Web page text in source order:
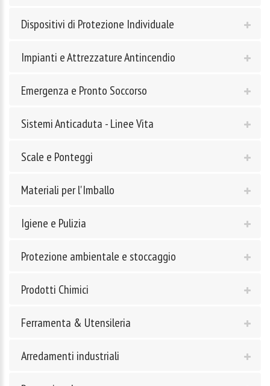
Dispositivi di Protezione Individuale
Impianti e Attrezzature Antincendio
Emergenza e Pronto Soccorso
Sistemi Anticaduta - Linee Vita
Scale e Ponteggi
Materiali per l'Imballo
Igiene e Pulizia
Protezione ambientale e stoccaggio
Prodotti Chimici
Ferramenta & Utensileria
Arredamenti industriali